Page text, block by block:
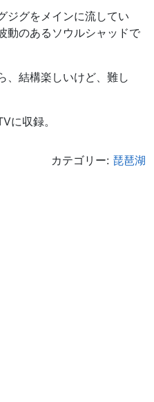
ジグをメインに流してい
動のあるソウルシャッドで
、結構楽しいけど、難し
に収録。
カテゴリー: 琵琶湖